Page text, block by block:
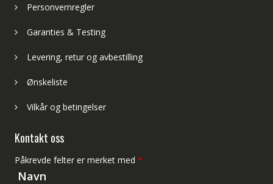
Personvernregler
Garanties & Testing
Levering, retur og avbestilling
Ønskeliste
Vilkår og betingelser
Kontakt oss
Påkrevde felter er merket med *
Navn